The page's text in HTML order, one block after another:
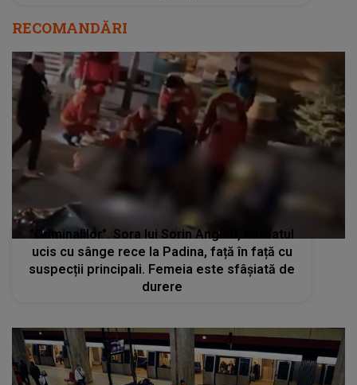
RECOMANDĂRI
"Criminalilor". Sora lui Sorin Anghel, bărbatul
ucis cu sânge rece la Padina, față în față cu
suspecții principali. Femeia este sfâșiată de
durere